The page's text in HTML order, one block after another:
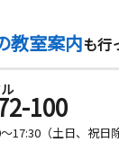
教室案内も行
100
17:30（土日、祝日